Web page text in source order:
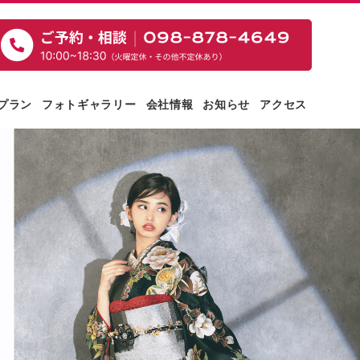
ラン フォトギャラリー 会社情報 お知らせ アクセス